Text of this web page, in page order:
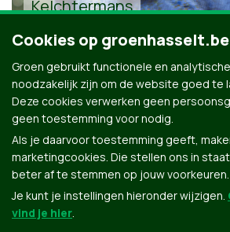
Kelchtermans
Alle kandidaten uit Hasselt
Cookies op groenhasselt.be
Groen gebruikt functionele en
noodzakelijk zijn om de website goed te
Deze cookies verwerken geen
geen toestemming voor nodig.
Als je daarvoor toestemming geeft,
marketingcookies. Die stellen ons in
beter af te stemmen op jouw voorkeuren.
Je kunt je instellingen hieronder wijzigen.
vind je hier.